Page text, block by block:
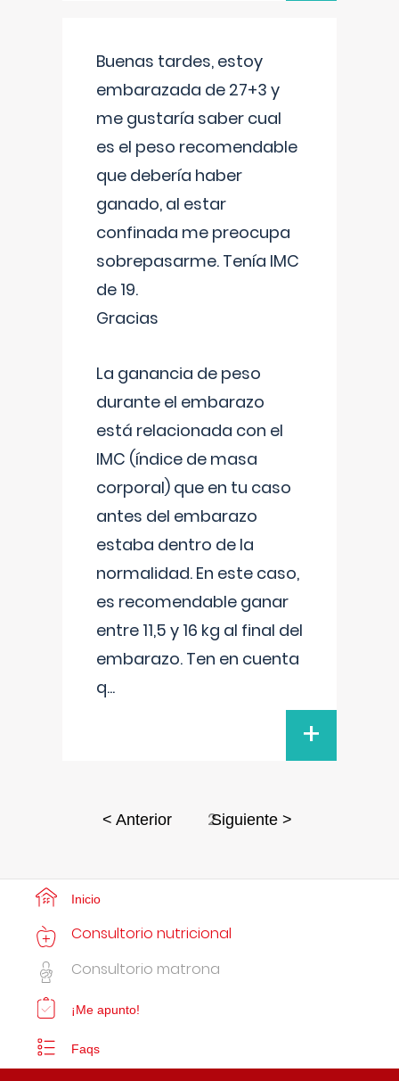
Buenas tardes, estoy
embarazada de 27+3 y
me gustaría saber cual
es el peso recomendable
que debería haber
ganado, al estar
confinada me preocupa
sobrepasarme. Tenía IMC
de 19.
Gracias
La ganancia de peso
durante el embarazo
está relacionada con el
IMC (índice de masa
corporal) que en tu caso
antes del embarazo
estaba dentro de la
normalidad. En este caso,
es recomendable ganar
entre 11,5 y 16 kg al final del
embarazo. Ten en cuenta
q...
+
< Anterior 2Siguiente >
Inicio
Consultorio nutricional
Consultorio matrona
¡Me apunto!
Faqs